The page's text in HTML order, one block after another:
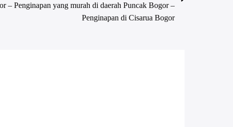
– Penginapan yang murah di daerah Puncak Bogor –
Penginapan di Cisarua Bogor